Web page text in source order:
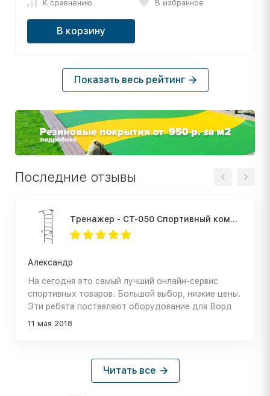
К сравнению В избранное
В корзину
Показать весь рейтинг
Последние отзывы
Тренажер - СТ-050 Спортивный комплекс Атлет-2
Александр
На сегодня это самый лучший онлайн-сервис
спортивных товаров. Большой выбор, низкие цены.
Эти ребята поставляют оборудование для Ворд
Класс, Алекс Фитнесс и других фитнес-залов по
заинтересованы в покупке реально качественного
оборудования, а не китайского г из вонючей
пластмассы, вам сюда.
11 мая 2018
Читать все